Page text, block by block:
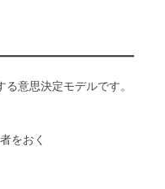
意思決定モデルです。
をおく